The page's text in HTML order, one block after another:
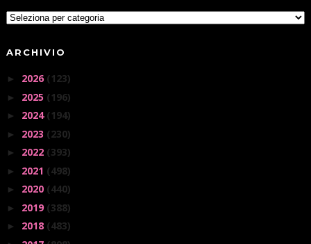
ARCHIVIO
► 2026 (123)
► 2025 (196)
► 2024 (194)
► 2023 (230)
► 2022 (393)
► 2021 (498)
► 2020 (440)
► 2019 (388)
► 2018 (483)